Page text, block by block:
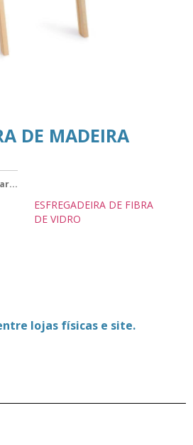
DE MADEIRA
ESFREGADEIRA DE FIBRA
DE VIDRO
lojas físicas e site.